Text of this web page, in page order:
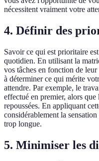
nécessitent vraiment votre
4. Définir des
Savoir ce qui est prioritaire
quotidien. En utilisant la
vos tâches en fonction de
à déterminer ce qui mérite
attendre. Par exemple, le
effectué en premier, alors
repoussées. En appliquant
considérablement la
trop longue.
5. Minimiser les